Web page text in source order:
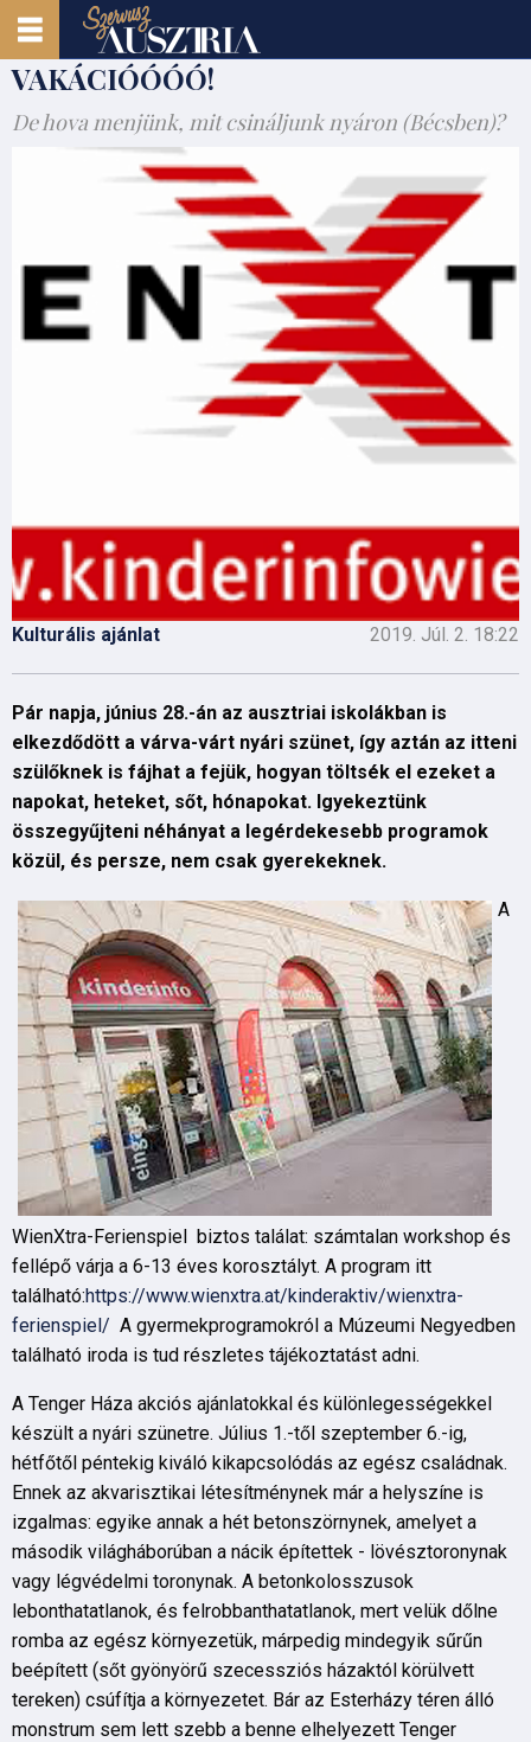
VAKÁCIÓÓÓÓ!
De hova menjünk, mit csináljunk nyáron (Bécsben)?
Kulturális ajánlat 2019. Júl. 2. 18:22
Pár napja, június 28.-án az ausztriai iskolákban is
elkezdődött a várva-várt nyári szünet, így aztán az itteni
szülőknek is fájhat a fejük, hogyan töltsék el ezeket a
napokat, heteket, sőt, hónapokat. Igyekeztünk
összegyűjteni néhányat a legérdekesebb programok
közül, és persze, nem csak gyerekeknek.
A
WienXtra-Ferienspiel biztos találat: számtalan workshop és
fellépő várja a 6-13 éves korosztályt. A program itt
található:https://www.wienxtra.at/kinderaktiv/wienxtra-
ferienspiel/ A gyermekprogramokról a Múzeumi Negyedben
található iroda is tud részletes tájékoztatást adni.
A Tenger Háza akciós ajánlatokkal és különlegességekkel
készült a nyári szünetre. Július 1.-től szeptember 6.-ig,
hétfőtől péntekig kiváló kikapcsolódás az egész családnak.
Ennek az akvarisztikai létesítménynek már a helyszíne is
izgalmas: egyike annak a hét betonszörnynek, amelyet a
második világháborúban a nácik építettek - lövésztoronynak
vagy légvédelmi toronynak. A betonkolosszusok
lebonthatatlanok, és felrobbanthatatlanok, mert velük dőlne
romba az egész környezetük, márpedig mindegyik sűrűn
beépített (sőt gyönyörű szecessziós házaktól körülvett
tereken) csúfítja a környezetet. Bár az Esterházy téren álló
monstrum sem lett szebb a benne elhelyezett Tenger